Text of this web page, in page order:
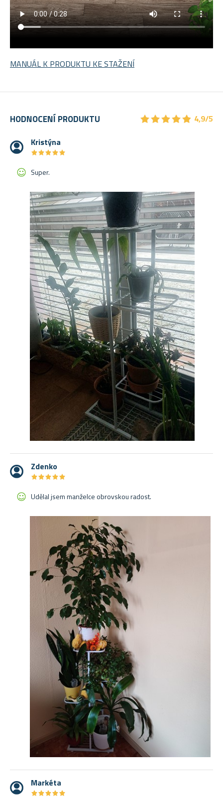
MANUÁL K PRODUKTU KE STAŽENÍ
HODNOCENÍ PRODUKTU ★★★★★
★★★★★ 4,9/5
Kristýna
★★★★★
★★★★★
Super.
Zdenko
★★★★★
★★★★★
Udělal jsem manželce obrovskou radost.
Markéta
★★★★★
★★★★★